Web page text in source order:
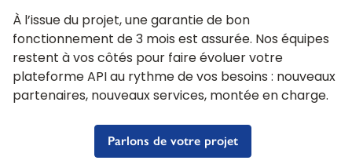
À l’issue du projet, une garantie de bon
fonctionnement de 3 mois est assurée. Nos équipes
restent à vos côtés pour faire évoluer votre
plateforme API au rythme de vos besoins : nouveaux
partenaires, nouveaux services, montée en charge.
Parlons de votre projet